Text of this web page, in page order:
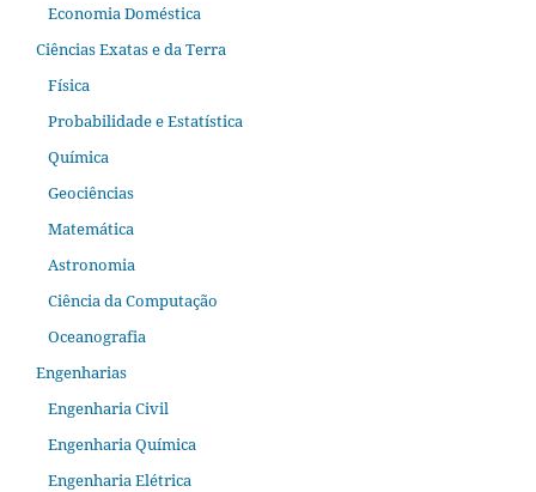
Economia Doméstica
Ciências Exatas e da Terra
Física
Probabilidade e Estatística
Química
Geociências
Matemática
Astronomia
Ciência da Computação
Oceanografia
Engenharias
Engenharia Civil
Engenharia Química
Engenharia Elétrica